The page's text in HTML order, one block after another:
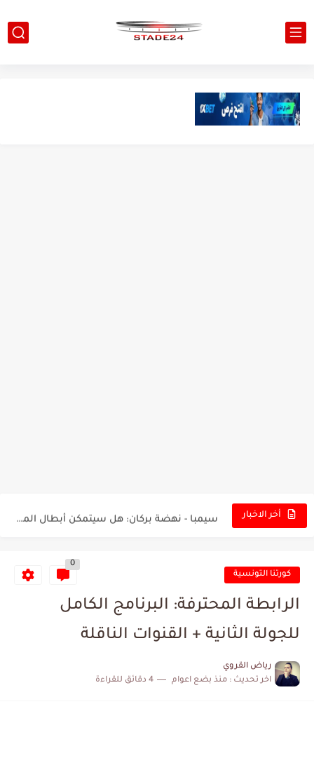
أخر الاخبار
البرنامج الكامل لنهائي البطولة بين الاتحاد المنستيري والنادي الإفريقي كورتنا التونسية
0
الرابطة المحترفة: البرنامج الكامل
للجولة الثانية + القنوات الناقلة
رياض القروي
اخر تحديث : منذ بضع اعوام 4 دقائق للقراءة